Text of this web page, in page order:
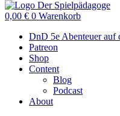
0,00 € 0 Warenkorb
DnD 5e Abenteuer auf
Patreon
Shop
Content
Blog
Podcast
About